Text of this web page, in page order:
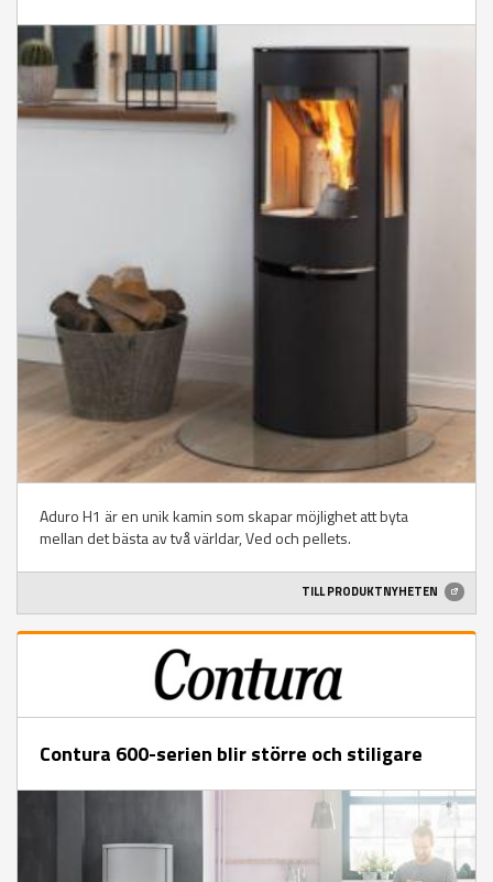
Aduro H1 är en unik kamin som skapar möjlighet att byta
mellan det bästa av två världar, Ved och pellets.
TILL PRODUKTNYHETEN
Contura 600-serien blir större och stiligare